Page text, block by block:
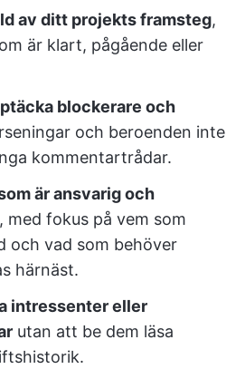
av ditt projekts framsteg,
är klart, pågående eller
blockerare och
och beroenden inte
kommentartrådar.
är ansvarig och
, med fokus på vem som
och vad som behöver
härnäst.
intressenter eller
utan att be dem läsa